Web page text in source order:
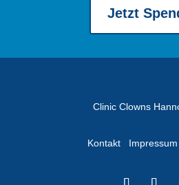
Jetzt
Clinic Clowns
Kontakt Impressum